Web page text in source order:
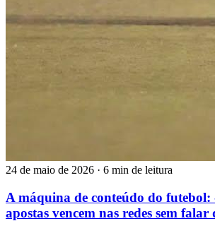
24 de maio de 2026 · 6 min de leitura
A máquina de conteúdo do futebol:
apostas vencem nas redes sem falar